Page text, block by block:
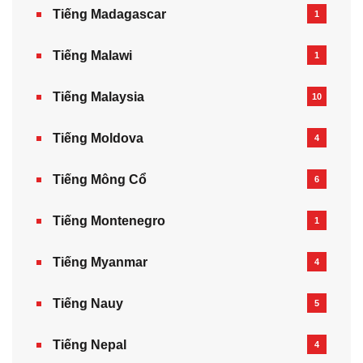
Tiếng Madagascar 1
Tiếng Malawi 1
Tiếng Malaysia 10
Tiếng Moldova 4
Tiếng Mông Cổ 6
Tiếng Montenegro 1
Tiếng Myanmar 4
Tiếng Nauy 5
Tiếng Nepal‎ 4